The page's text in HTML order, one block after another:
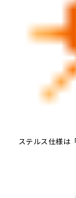
ステルス仕様は